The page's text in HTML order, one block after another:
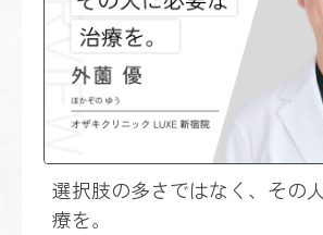
選択肢の多さではなく、その
療を。